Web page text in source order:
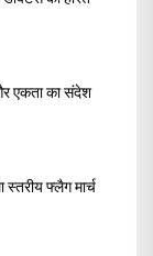
एकता का संदेश
स्तरीय फ्लैग मार्च